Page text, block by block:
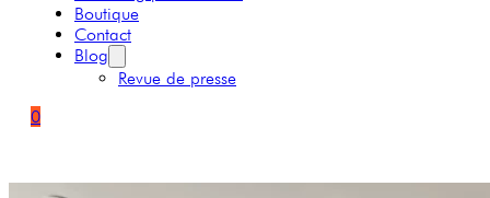
Boutique
Contact
Blog
Revue de presse
0